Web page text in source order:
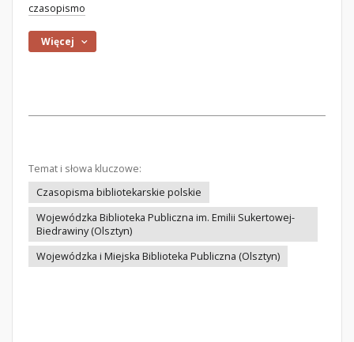
czasopismo
Więcej
Temat i słowa kluczowe:
Czasopisma bibliotekarskie polskie
Wojewódzka Biblioteka Publiczna im. Emilii Sukertowej-
Biedrawiny (Olsztyn)
Wojewódzka i Miejska Biblioteka Publiczna (Olsztyn)